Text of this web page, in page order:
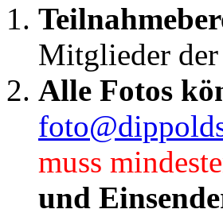
Mitglieder
Alle Fotos
muss
und